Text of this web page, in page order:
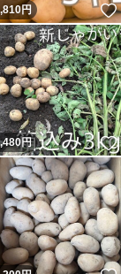
いね！
円
いね！
円